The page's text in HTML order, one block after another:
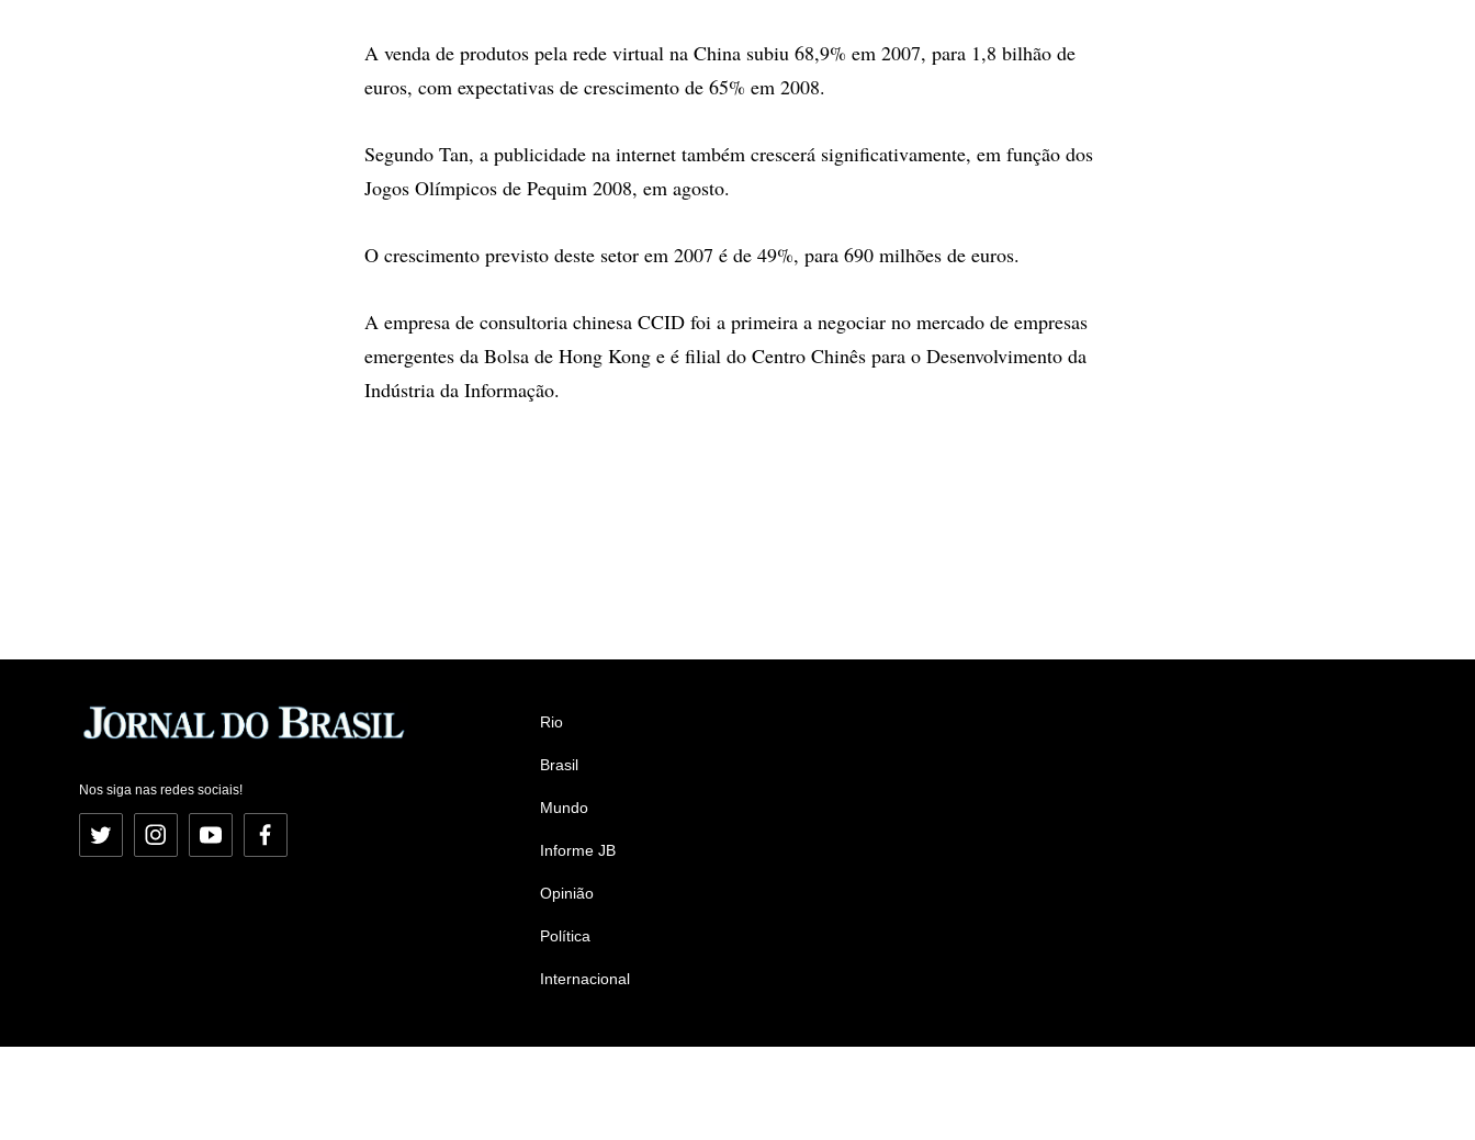
A venda de produtos pela rede virtual na China subiu 68,9% em 2007, para 1,8 bilhão de
euros, com expectativas de crescimento de 65% em 2008.
Segundo Tan, a publicidade na internet também crescerá significativamente, em função dos
Jogos Olímpicos de Pequim 2008, em agosto.
O crescimento previsto deste setor em 2007 é de 49%, para 690 milhões de euros.
A empresa de consultoria chinesa CCID foi a primeira a negociar no mercado de empresas
emergentes da Bolsa de Hong Kong e é filial do Centro Chinês para o Desenvolvimento da
Indústria da Informação.
Nos siga nas redes sociais!
Twitter InstagramYouTubeFacebook
Rio
Brasil
Mundo
Informe JB
Opinião
Política
Internacional